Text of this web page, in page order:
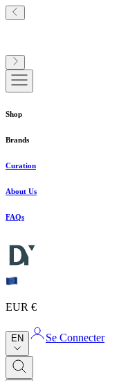
Shop
Brands
Curation
About Us
FAQs
EUR €
EN Se Connecter